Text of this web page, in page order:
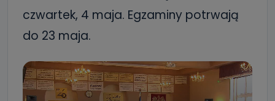
czwartek, 4 maja. Egzaminy potrwają
do 23 maja.